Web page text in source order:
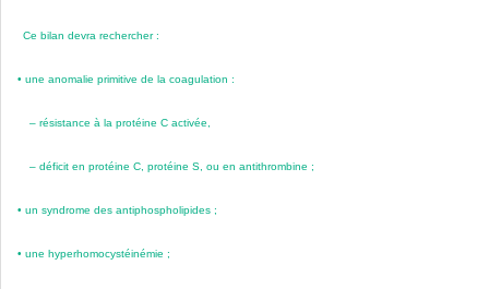
Ce bilan devra rechercher :
•une anomalie primitive de la coagulation :
– résistance à la protéine C activée,
– déficit en protéine C, protéine S, ou en antithrombine ;
•un syndrome des antiphospholipides ;
•une hyperhomocystéinémie ;